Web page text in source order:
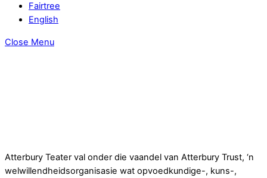
Fairtree
English
Close Menu
Atterbury Teater val onder die vaandel van Atterbury Trust, ‘n
welwillendheidsorganisasie wat opvoedkundige-, kuns-,